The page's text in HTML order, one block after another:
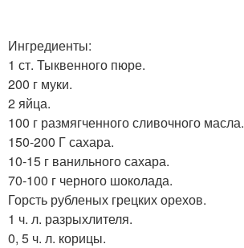
Ингредиенты:
1 ст. Тыквенного пюре.
200 г муки.
2 яйца.
100 г размягченного сливочного масла.
150-200 Г сахара.
10-15 г ванильного сахара.
70-100 г черного шоколада.
Горсть рубленых грецких орехов.
1 ч. л. разрыхлителя.
0, 5 ч. л. корицы.